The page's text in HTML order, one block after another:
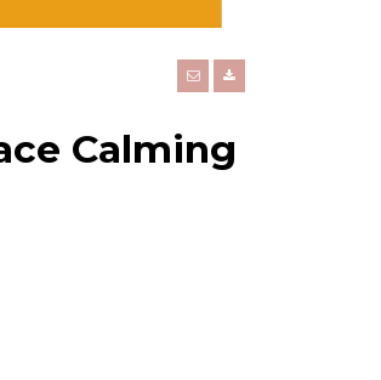
Calming